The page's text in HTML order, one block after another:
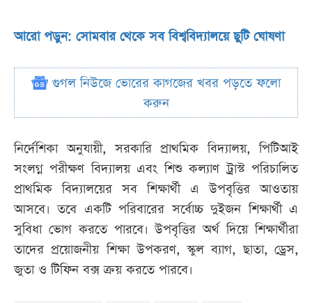
আরো পড়ুন: সোমবার থেকে সব বিশ্ববিদ্যালয়ে ছুটি ঘোষণা
গুগল নিউজে ভোরের কাগজের খবর পড়তে ফলো
করুন
নির্দেশিকা অনুযায়ী, সরকারি প্রাথমিক বিদ্যালয়, পিটিআই
সংলগ্ন পরীক্ষণ বিদ্যালয় এবং শিশু কল্যাণ ট্রাস্ট পরিচালিত
প্রাথমিক বিদ্যালয়ের সব শিক্ষার্থী এ উপবৃত্তির আওতায়
আসবে। তবে একটি পরিবারের সর্বোচ্চ দুইজন শিক্ষার্থী এ
সুবিধা ভোগ করতে পারবে। উপবৃত্তির অর্থ দিয়ে শিক্ষার্থীরা
তাদের প্রয়োজনীয় শিক্ষা উপকরণ, স্কুল ব্যাগ, ছাতা, ড্রেস,
জুতা ও টিফিন বক্স ক্রয় করতে পারবে।